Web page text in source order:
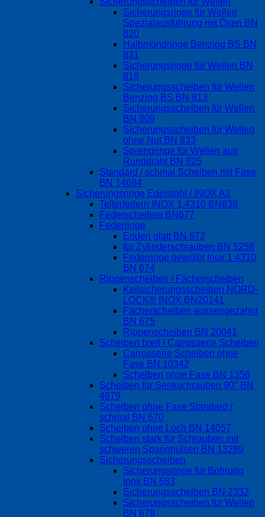
Sicherungsringe für Wellen
Spezialausführung mit Ösen BN
820
Halbmondringe Benzing BS BN
831
Sicherungsringe für Wellen BN
818
Sicherungsscheiben für Wellen
Benzing BS BN 813
Sicherungsscheiben für Wellen
BN 809
Sicherungsscheiben für Wellen
ohne Nut BN 833
Sprengringe für Wellen aus
Runddraht BN 825
Standard / schmal Scheiben mit Fase
BN 14684
Sicherungsringe Edelstahl / INOX A2
Tellerfedern INOX 1.4310 BN838
Federscheiben BN677
Federringe
Enden glatt BN 672
für Zylinderschrauben BN 5258
Federringe gewölbt Inox 1.4310
BN 674
Rippenscheiben / Fächerscheiben
Keilsicherungsscheiben NORD-
LOCK® INOX BN20141
Fächerscheiben aussengezahnt
BN 675
Rippenscheiben BN 20041
Scheiben breit / Carrosserie Scheiben
Carrosserie Scheiben ohne
Fase BN 10342
Scheiben ohne Fase BN 1356
Scheiben für Senkschrauben 90° BN
4879
Scheiben ohne Fase Standard /
schmal BN 670
Scheiben ohne Loch BN 14057
Scheiben stark für Schrauben mit
schweren Spannhülsen BN 13289
Sicherungsscheiben
Sicherungsringe für Bohrung
Inox BN 683
Sicherungsscheiben BN 2332
Sicherungsscheiben für Wellen
BN 679